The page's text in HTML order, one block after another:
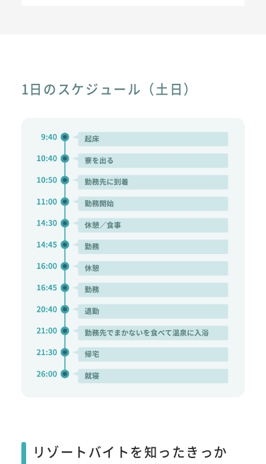
1日のスケジュール（土日）
リゾートバイトを知ったきっか